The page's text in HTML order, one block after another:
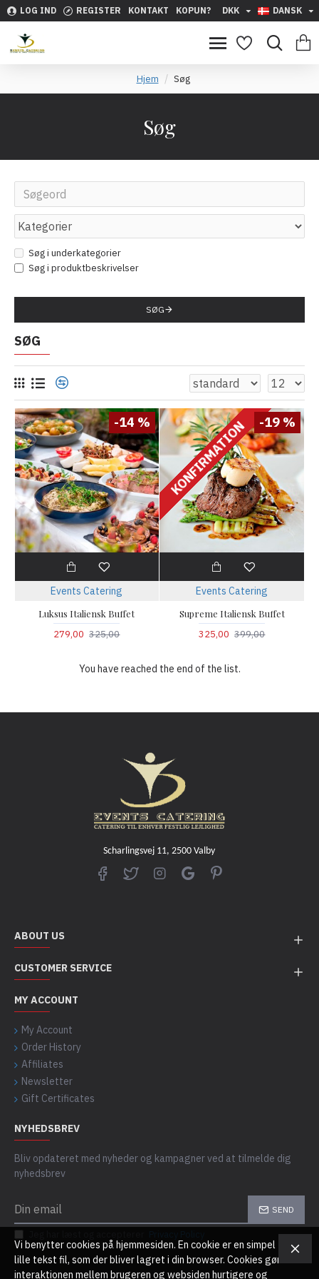
LOG IND REGISTER KONTAKT KOPUN? DKK DANSK
Hjem Søg
Søg
Søg i underkategorier
Søg i produktbeskrivelser
SØG
SØG
-14 %
Events Catering
Luksus Italiensk Buffet
279,00 325,00
KONFIRMATION -19 %
Events Catering
Supreme Italiensk Buffet
325,00 399,00
You have reached the end of the list.
Scharlingsvej 11, 2500 Valby
ABOUT US
CUSTOMER SERVICE
MY ACCOUNT
My Account
Order History
Affiliates
Newsletter
Gift Certificates
NYHEDSBREV
Bliv opdateret med nyheder og kampagner ved at tilmelde dig
nyhedsbrev
SEND
Vi benytter cookies på hjemmesiden. En cookie er en simpel
lille tekst fil, som der bliver lagret i din browser. Cookies gør
interaktionen mellem brugeren og websiden hurtigere og